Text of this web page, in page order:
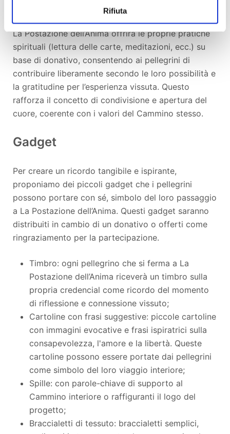
Rifiuta
Donativo
La Postazione dell’Anima offrirà le proprie pratiche
spirituali (lettura delle carte, meditazioni, ecc.) su
base di donativo, consentendo ai pellegrini di
contribuire liberamente secondo le loro possibilità e
la gratitudine per l’esperienza vissuta. Questo
rafforza il concetto di condivisione e apertura del
cuore, coerente con i valori del Cammino stesso.
Gadget
Per creare un ricordo tangibile e ispirante,
proponiamo dei piccoli gadget che i pellegrini
possono portare con sé, simbolo del loro passaggio
a La Postazione dell’Anima. Questi gadget saranno
distribuiti in cambio di un donativo o offerti come
ringraziamento per la partecipazione.
Timbro: ogni pellegrino che si ferma a La
Postazione dell’Anima riceverà un timbro sulla
propria credencial come ricordo del momento
di riflessione e connessione vissuto;
Cartoline con frasi suggestive: piccole cartoline
con immagini evocative e frasi ispiratrici sulla
consapevolezza, l'amore e la libertà. Queste
cartoline possono essere portate dai pellegrini
come simbolo del loro viaggio interiore;
Spille: con parole-chiave di supporto al
Cammino interiore o raffiguranti il logo del
progetto;
Braccialetti di tessuto: braccialetti semplici,